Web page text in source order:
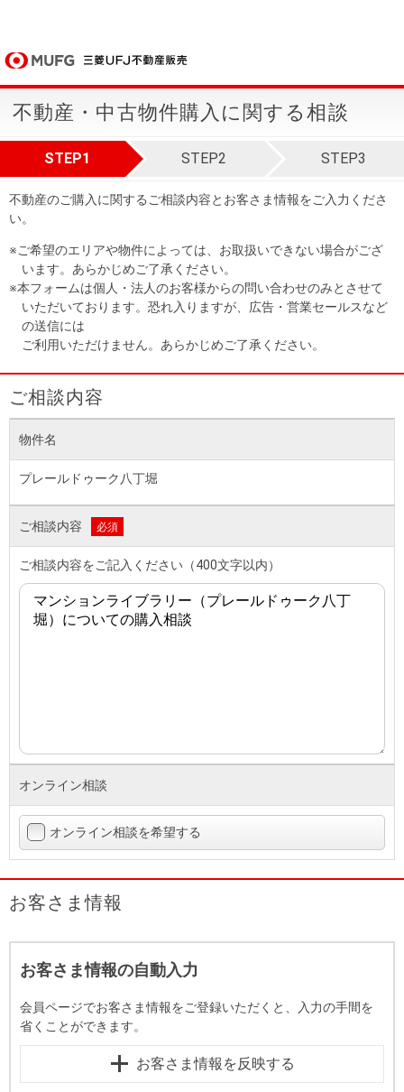
不動産・中古物件購入に関する相談
STEP1 STEP2 STEP3
不動産のご購入に関するご相談内容とお客さま情報をご入力くださ
い。
※ご希望のエリアや物件によっては、お取扱いできない場合がござ
います。あらかじめご了承ください。
※本フォームは個人・法人のお客様からの問い合わせのみとさせて
いただいております。恐れ入りますが、広告・営業セールスなど
の送信には
ご利用いただけません。あらかじめご了承ください。
ご相談内容
物件名
プレールドゥーク八丁堀
ご相談内容 必須
ご相談内容をご記入ください（400文字以内）
オンライン相談
オンライン相談を希望する
お客さま情報
お客さま情報の自動入力
会員ページでお客さま情報をご登録いただくと、入力の手間を
省くことができます。
お客さま情報を反映する